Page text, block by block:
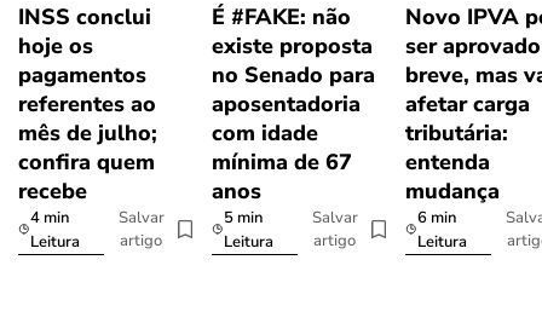
INSS conclui
hoje os
pagamentos
referentes ao
mês de julho;
confira quem
recebe
4 min
Leitura
Salvar
artigo
É #FAKE: não
existe proposta
no Senado para
aposentadoria
com idade
mínima de 67
anos
5 min
Leitura
Salvar
artigo
Novo IPVA
ser
breve, mas
afetar carga
tributária:
entenda
mudança
6 min
Leitura